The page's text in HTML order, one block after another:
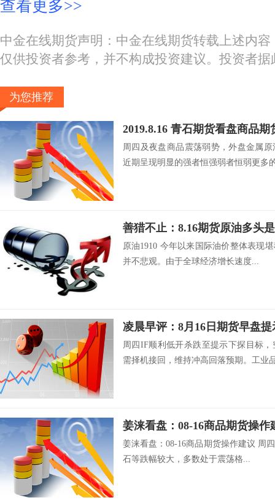
查看更多>>
中金在线期货声明：中金在线期货转载上述内
仅供投资者参考，并不构成投资建议。投资者
为您推荐
2019.8.16 青石期货看盘商品期
周四及夜盘商品震荡弱势，外盘金属
近期呈现明显的强者恒强弱者恒弱更多
原油1910 今年以来国际油价整体表现
并不悲观。由于全球经济增长速度...
凌晨早评：8月16日期货早盘提
周四IF顺利低开杀跌至提示下探目标
需择机接回，维持冲高回落预期。工业
姜涞看盘：08-16商品期货操作
姜涞看盘：08-16商品期货操作建议 周
石等跌幅较大，多数处于震荡格...